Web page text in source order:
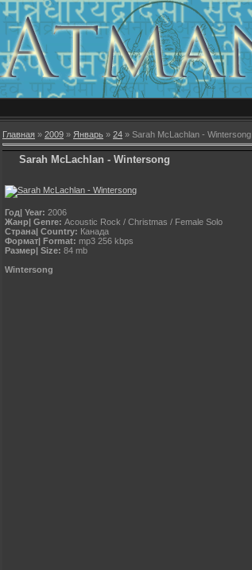
Главная » 2009 » Январь » 24 » Sarah McLachlan - Wintersong
Sarah McLachlan - Wintersong
Год| Year: 2006
Жанр| Genre: Acoustic Rock / Christmas / Female Solo
Страна| Country: Канада
Формат| Format: mp3 256 kbps
Размер| Size: 84 mb
Wintersong